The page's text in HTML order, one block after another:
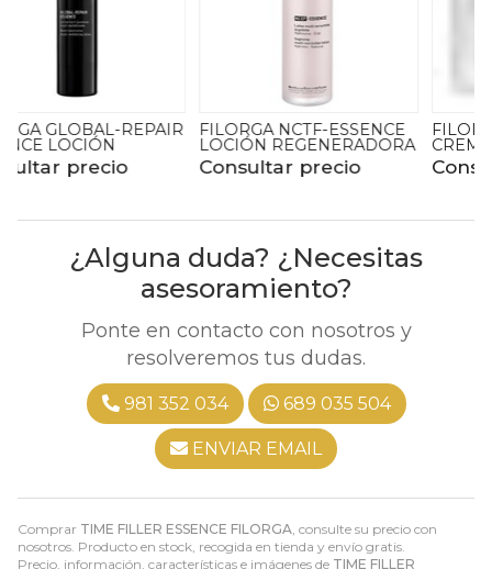
Comprar TIME FILLER ESSENCE FILORGA, consulte su precio con
nosotros. Producto en stock, recogida en tienda y envío gratis.
Precio, información, características e imágenes de TIME FILLER
FILORGA NCTF-ESSENCE
LOCIÓN REGENERADORA
Consultar precio
FILORGA TIME FILLER 5XP
CREMA
Consultar precio
¿Alguna duda? ¿Necesitas
asesoramiento?
Ponte en contacto con nosotros y
resolveremos tus dudas.
981 352 034 689 035 504
ENVIAR EMAIL